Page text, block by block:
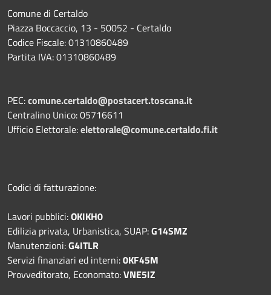
Comune di Certaldo
Piazza Boccaccio, 13 - 50052 - Certaldo
Codice Fiscale: 01310860489
Partita IVA: 01310860489
PEC:comune.certaldo@postacert.toscana.it
Centralino Unico: 05716611
Ufficio Elettorale:elettorale@comune.certaldo.fi.it
Codici di fatturazione:
Lavori pubblici:OKIKH0
Edilizia privata, Urbanistica, SUAP:G14SMZ
Manutenzioni:G4ITLR
Servizi finanziari ed interni:0KF45M
Provveditorato, Economato:VNE5IZ